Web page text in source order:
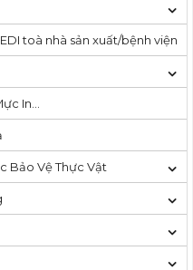
toà nhà sản xuất/bệnh viện
In…
Bảo Vệ Thực Vật